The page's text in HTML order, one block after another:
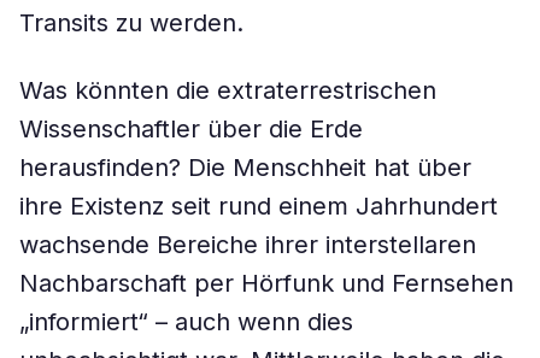
Transits zu werden.
Was könnten die extraterrestrischen
Wissenschaftler über die Erde
herausfinden? Die Menschheit hat über
ihre Existenz seit rund einem Jahrhundert
wachsende Bereiche ihrer interstellaren
Nachbarschaft per Hörfunk und Fernsehen
„informiert“ – auch wenn dies